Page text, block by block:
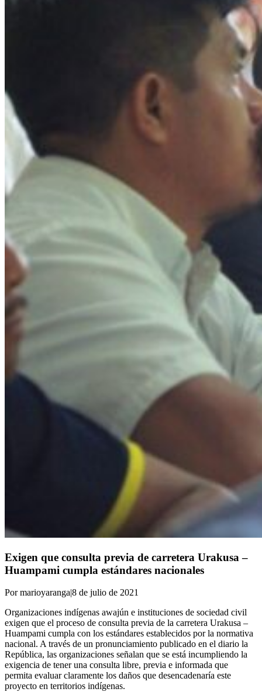
Exigen que consulta previa de carretera Urakusa –
Huampami cumpla estándares nacionales
Por marioyaranga|8 de julio de 2021
Organizaciones indígenas awajún e instituciones de sociedad civil
exigen que el proceso de consulta previa de la carretera Urakusa –
Huampami cumpla con los estándares establecidos por la normativa
nacional. A través de un pronunciamiento publicado en el diario la
República, las organizaciones señalan que se está incumpliendo la
exigencia de tener una consulta libre, previa e informada que
permita evaluar claramente los daños que desencadenaría este
proyecto en territorios indígenas.